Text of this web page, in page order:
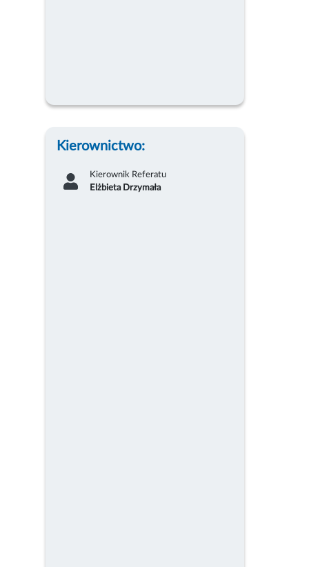
Kierownictwo:
Kierownik Referatu
Elżbieta Drzymała